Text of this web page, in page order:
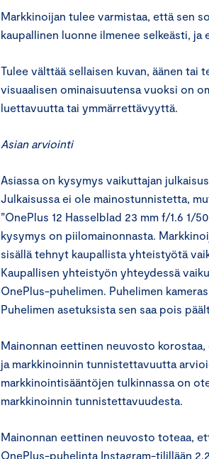
Markkinoijan tulee varmistaa, että sen
kaupallinen luonne ilmenee selkeästi,
Tulee välttää sellaisen kuvan, äänen tai
visuaalisen ominaisuutensa vuoksi on
luettavuutta tai ymmärrettävyyttä.
Asian arviointi
Asiassa on kysymys vaikuttajan
Julkaisussa ei ole mainostunnistetta,
”OnePlus 12 Hasselblad 23 mm f/1.6 1/
kysymys on piilomainonnasta.
sisällä tehnyt kaupallista yhteistyötä
Kaupallisen yhteistyön yhteydessä
OnePlus-puhelimen. Puhelimen
Puhelimen asetuksista sen saa pois
Mainonnan eettinen neuvosto
ja markkinoinnin tunnistettavuutta
markkinointisääntöjen tulkinnassa on
markkinoinnin tunnistettavuudesta.
Mainonnan eettinen neuvosto toteaa,
OnePlus-puhelinta Instagram-tilillään